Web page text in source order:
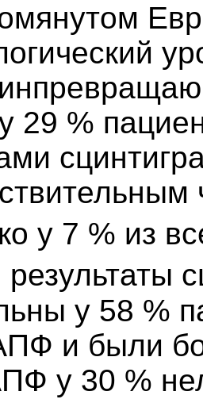
29 %
у 7 % из
результаты
у 58 %
и были
у 30 %